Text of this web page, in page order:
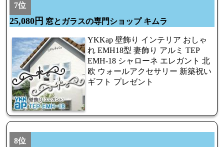
7位
25,080円 窓とガラスの専門ショップ キムラ
YKKap 壁飾り インテリア おしゃ
れ EMH18型 妻飾り アルミ TEP
EMH-18 シャローネ エレガント 北
欧 ウォールアクセサリー 新築祝い
ギフト プレゼント
8位